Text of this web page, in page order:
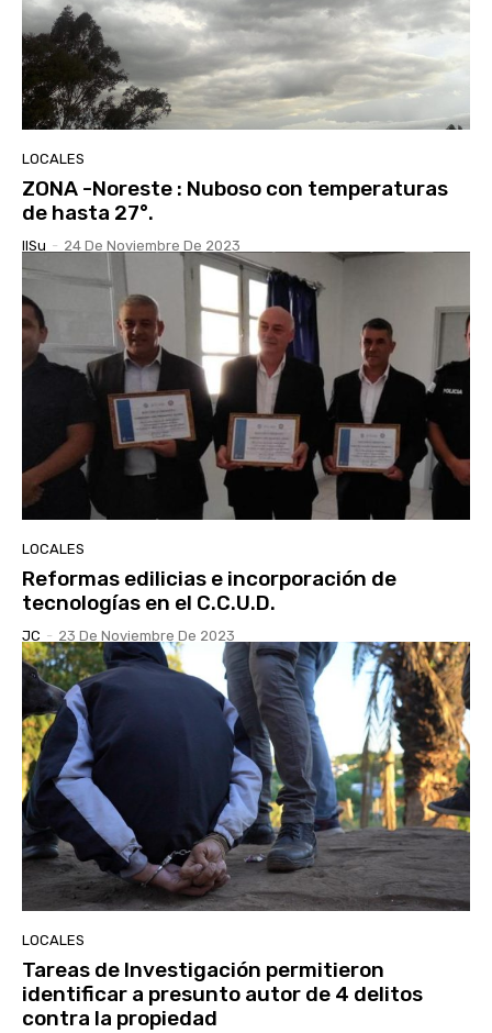
LOCALES
ZONA -Noreste : Nuboso con temperaturas
de hasta 27°.
IlSu - 24 De Noviembre De 2023
LOCALES
Reformas edilicias e incorporación de
tecnologías en el C.C.U.D.
JC - 23 De Noviembre De 2023
LOCALES
Tareas de Investigación permitieron
identificar a presunto autor de 4 delitos
contra la propiedad